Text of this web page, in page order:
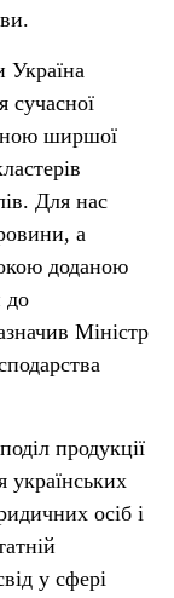
сучасної
ширшої
Для нас
а
доданою
до
Міністр
продукції
українських
осіб і
у сфері